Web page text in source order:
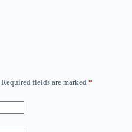
Required fields are marked *